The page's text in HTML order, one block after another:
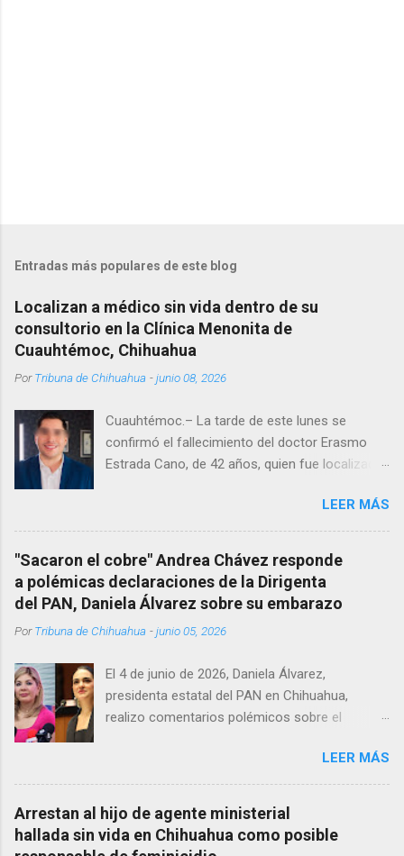
Entradas más populares de este blog
Localizan a médico sin vida dentro de su
consultorio en la Clínica Menonita de
Cuauhtémoc, Chihuahua
PorTribuna de Chihuahua -junio 08, 2026
Cuauhtémoc.– La tarde de este lunes se
confirmó el fallecimiento del doctor Erasmo
Estrada Cano, de 42 años, quien fue localizado
Menonita, ubicada en el kilómetro 10 del
Corredor Comercial. Según reportes el médico
se habría quitado la vida mientras permanecía
encerrado en el consultorio, por lo que
autoridades tuvieron que derribar la puerta,
Estrada, quien se desempeñó como presidente
un médico reconocido en la región.
LEER MÁS
"Sacaron el cobre" Andrea Chávez responde
a polémicas declaraciones de la Dirigenta
del PAN, Daniela Álvarez sobre su embarazo
PorTribuna de Chihuahua -junio 05, 2026
El 4 de junio de 2026, Daniela Álvarez,
presidenta estatal del PAN en Chihuahua,
realizo comentarios polémicos sobre el
Chávez. “acuérdense que su bebé está por
nacer”, expresó al ser cuestionada sobre si la
retaría a tomarse una foto en un restaurante
de Texas como una prueba de que si cuenta
con VISA Álvarez añadió: “Yo no sé dónde irá a
LEER MÁS
Arrestan al hijo de agente ministerial
hallada sin vida en Chihuahua como posible